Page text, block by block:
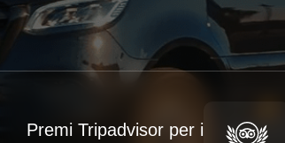
Premi Tripadvisor per i